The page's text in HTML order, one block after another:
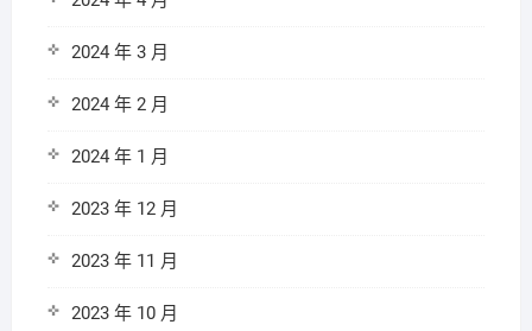
2024 年 3 月
2024 年 2 月
2024 年 1 月
2023 年 12 月
2023 年 11 月
2023 年 10 月